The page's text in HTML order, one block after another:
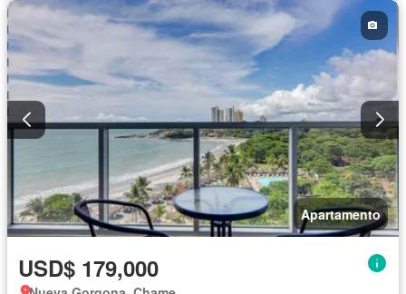
Apartamento
USD$ 179,000